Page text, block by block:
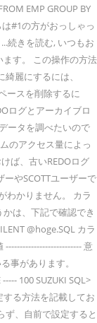
EMP GROUP BY
#1の方がおっしゃっ
続きを読む, いつもお
す。 この操作の方法
麗にするには、
ースを削除するに
ログとアーカイブロ
ータを調べたいので
アクセス量によっ
ば、古いREDOログ
ーやSCOTTユーザーで
わかりません。 カラ
は、下記で確認でき
@hoge.SQL カラ
意
事があります。
100 SUZUKI SQL>
る方法を記載してお
ず、自前で設定すると